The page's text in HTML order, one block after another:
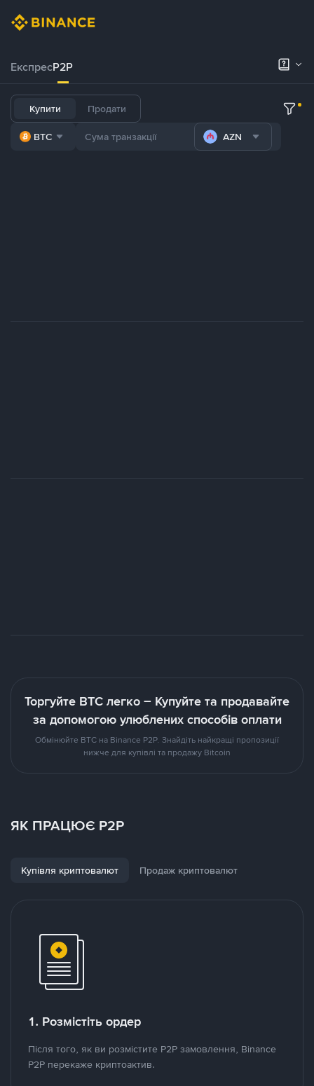
ЕкспресP2P
Купити Продати
BTC AZN
Торгуйте BTC легко – Купуйте та продавайте
за допомогою улюблених способів оплати
Обмінюйте BTC на Binance P2P. Знайдіть найкращі пропозиції
нижче для купівлі та продажу Bitcoin
ЯК ПРАЦЮЄ P2P
Купівля криптовалют Продаж криптовалют
1. Розмістіть ордер
Після того, як ви розмістите P2P замовлення, Binance
P2P перекаже криптоактив.